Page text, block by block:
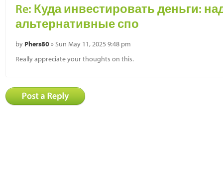
Re: Куда инвестировать деньги:
альтернативные спо
by Phers80» Sun May 11, 2025 9:48 pm
Really appreciate your thoughts on this.